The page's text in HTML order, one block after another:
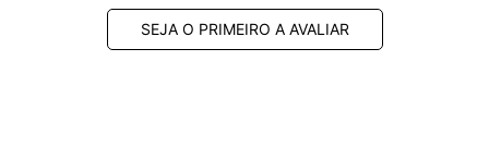
SEJA O PRIMEIRO A AVALIAR